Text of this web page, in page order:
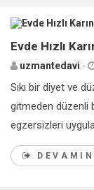
Evde Hızlı
uzmantedavi -
Sıkı bir diyet ve
gitmeden düzenli
egzersizleri